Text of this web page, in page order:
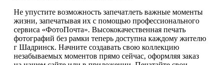
Не упустите возможность запечатлеть важные моменты
жизни, запечатывая их с помощью профессионального
сервиса «ФотоПочта». Высококачественная печать
фотографий без рамки теперь доступна каждому жителю
г Шадринск. Начните создавать свою коллекцию
незабываемых моментов прямо сейчас, оформляя заказ